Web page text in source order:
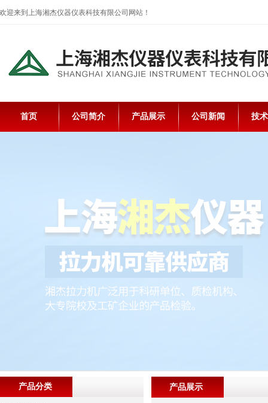
欢迎来到上海湘杰仪器仪表科技有限公司网站！
首页 公司简介 产品展示 公司新闻 技
产品展示
产品分类